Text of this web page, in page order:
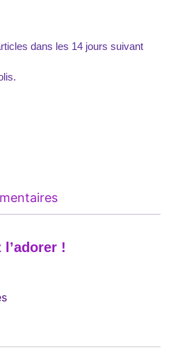
dans les 14 jours suivant
!